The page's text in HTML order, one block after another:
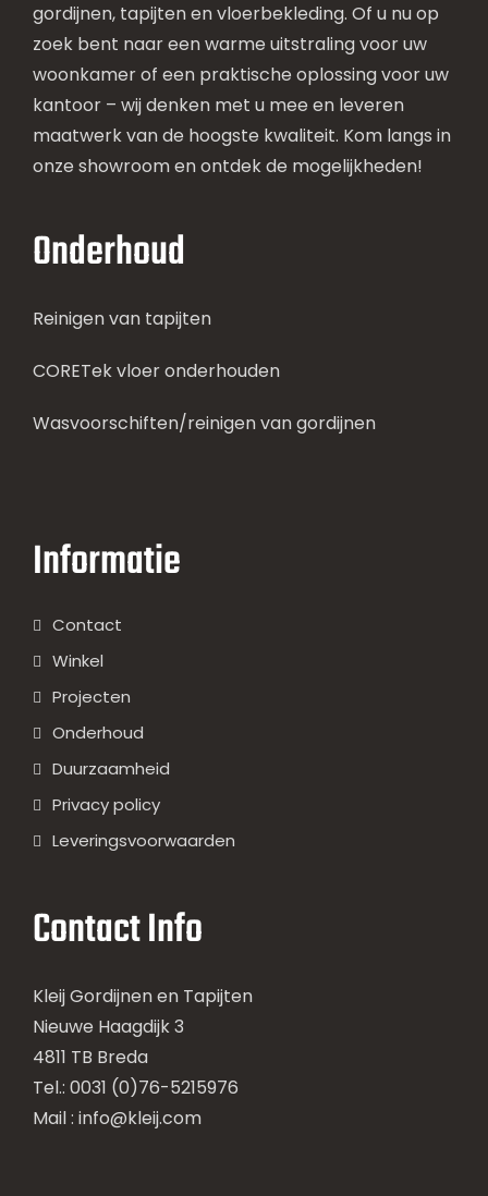
gordijnen, tapijten en vloerbekleding. Of u nu op
zoek bent naar een warme uitstraling voor uw
woonkamer of een praktische oplossing voor uw
kantoor – wij denken met u mee en leveren
maatwerk van de hoogste kwaliteit. Kom langs in
onze showroom en ontdek de mogelijkheden!
Onderhoud
Reinigen van tapijten
CORETek vloer onderhouden
Wasvoorschiften/reinigen van gordijnen
Informatie
Contact
Winkel
Projecten
Onderhoud
Duurzaamheid
Privacy policy
Leveringsvoorwaarden
Contact Info
Kleij Gordijnen en Tapijten
Nieuwe Haagdijk 3
4811 TB Breda
Tel.: 0031 (0)76-5215976
Mail : info@kleij.com